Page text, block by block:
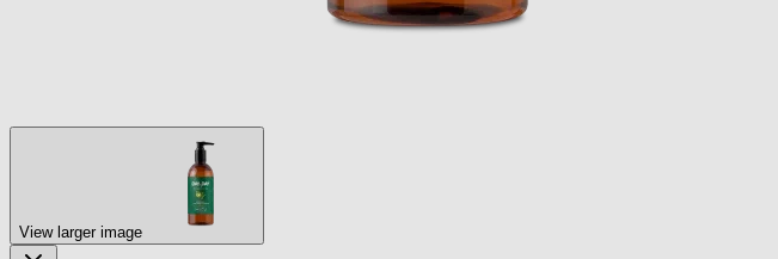
View larger image